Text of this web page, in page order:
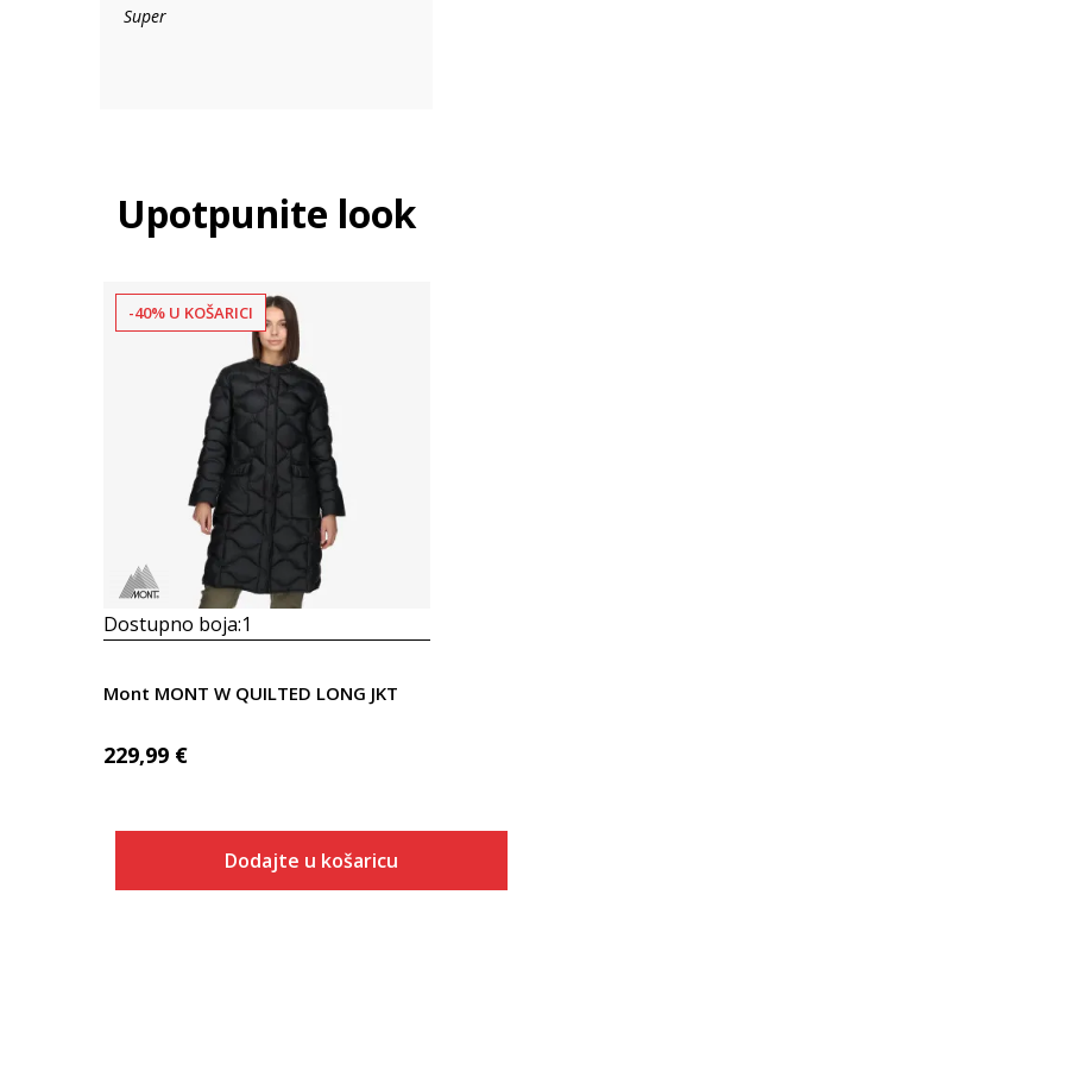
Super
Upotpunite look
-40% U KOŠARICI
Dostupno boja:1
Mont MONT W QUILTED LONG JKT
229,99 €
Dodajte u košaricu